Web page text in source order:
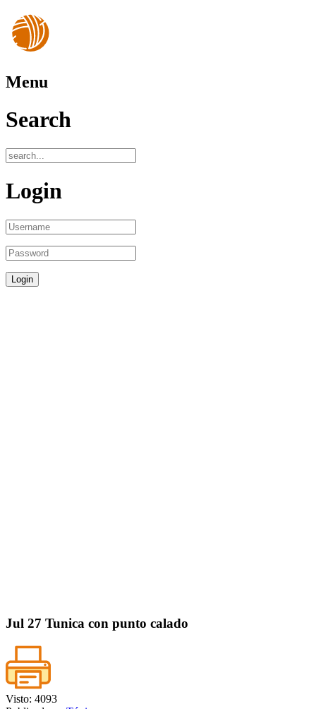
Menu
Search
Login
Jul 27 Tunica con punto calado
Visto: 4093